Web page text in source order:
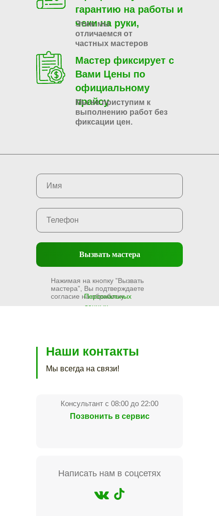
гарантию на работы и
чеки на руки,
Этим мы
отличаемся от
частных мастеров
Мастер фиксирует с
Вами Цены по
официальному
прайсу
Мы не приступим к
выполнению работ без
фиксации цен.
Вызвать мастера
Нажимая на кнопку ”Вызвать
мастера”, Вы подтверждаете
согласие на обработку
Персональных
данных
Наши контакты
Мы всегда на связи!
Консультант с 08:00 до 22:00
Позвонить в сервис
Написать нам в соцсетях